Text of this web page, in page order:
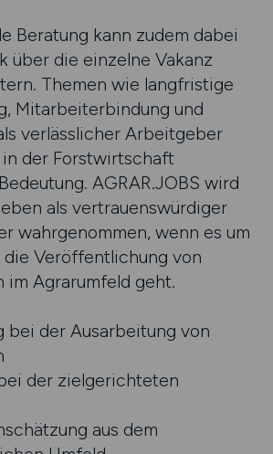
Beratung kann zudem dabei
über die einzelne Vakanz
Themen wie langfristige
Mitarbeiterbindung und
verlässlicher Arbeitgeber
der Forstwirtschaft
AGRAR.JOBS wird
als vertrauenswürdiger
wahrgenommen, wenn es um
die Veröffentlichung von
im Agrarumfeld geht.
bei der Ausarbeitung von
der zielgerichteten
aus dem